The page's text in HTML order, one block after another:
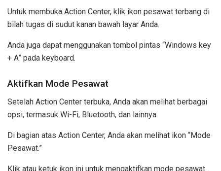
Untuk membuka Action Center, klik ikon pesawat terbang di
bilah tugas di sudut kanan bawah layar Anda.
Anda juga dapat menggunakan tombol pintas “Windows key
+ A” pada keyboard.
Aktifkan Mode Pesawat
Setelah Action Center terbuka, Anda akan melihat berbagai
opsi, termasuk Wi-Fi, Bluetooth, dan lainnya.
Di bagian atas Action Center, Anda akan melihat ikon “Mode
Pesawat.”
Klik atau ketuk ikon ini untuk mengaktifkan mode pesawat.